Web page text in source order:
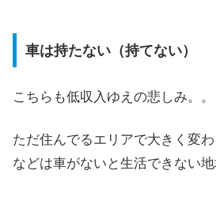
車は持たない（持てない）
こちらも低収入ゆえの悲しみ。。
ただ住んでるエリアで大きく変
などは車がないと生活できない地